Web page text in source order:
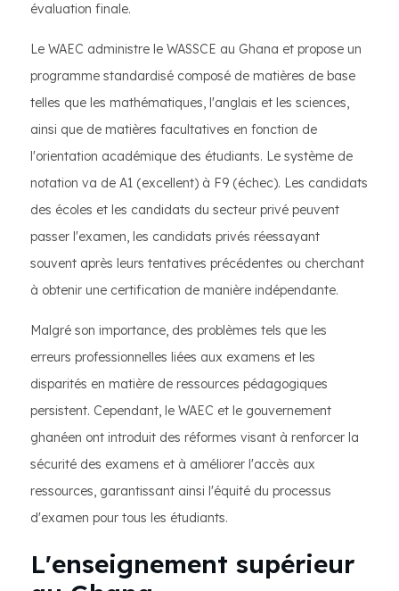
évaluation finale.
Le WAEC administre le WASSCE au Ghana et propose un
programme standardisé composé de matières de base
telles que les mathématiques, l'anglais et les sciences,
ainsi que de matières facultatives en fonction de
l'orientation académique des étudiants. Le système de
notation va de A1 (excellent) à F9 (échec). Les candidats
des écoles et les candidats du secteur privé peuvent
passer l'examen, les candidats privés réessayant
souvent après leurs tentatives précédentes ou cherchant
à obtenir une certification de manière indépendante.
Malgré son importance, des problèmes tels que les
erreurs professionnelles liées aux examens et les
disparités en matière de ressources pédagogiques
persistent. Cependant, le WAEC et le gouvernement
ghanéen ont introduit des réformes visant à renforcer la
sécurité des examens et à améliorer l'accès aux
ressources, garantissant ainsi l'équité du processus
d'examen pour tous les étudiants.
L'enseignement supérieur